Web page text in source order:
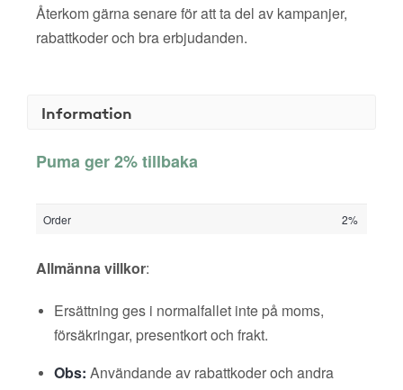
Återkom gärna senare för att ta del av kampanjer,
rabattkoder och bra erbjudanden.
Information
Puma ger 2% tillbaka
Order 2%
Allmänna villkor:
Ersättning ges i normalfallet inte på moms,
försäkringar, presentkort och frakt.
Obs: Användande av rabattkoder och andra